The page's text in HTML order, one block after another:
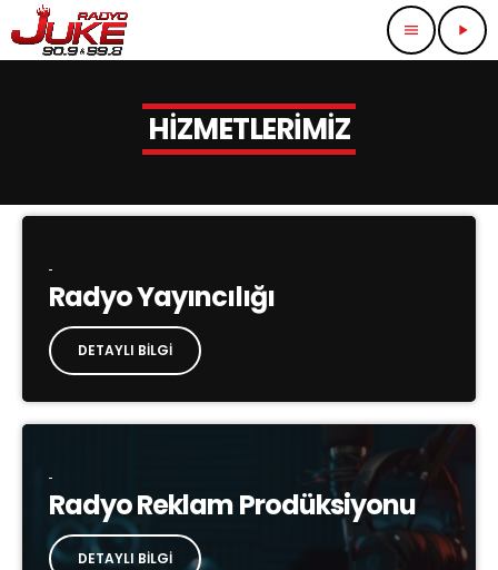
menu play_arrow
HİZMETLERİMİZ
Radyo Yayıncılığı
DETAYLI BILGI
Radyo Reklam Prodüksiyonu
DETAYLI BILGI